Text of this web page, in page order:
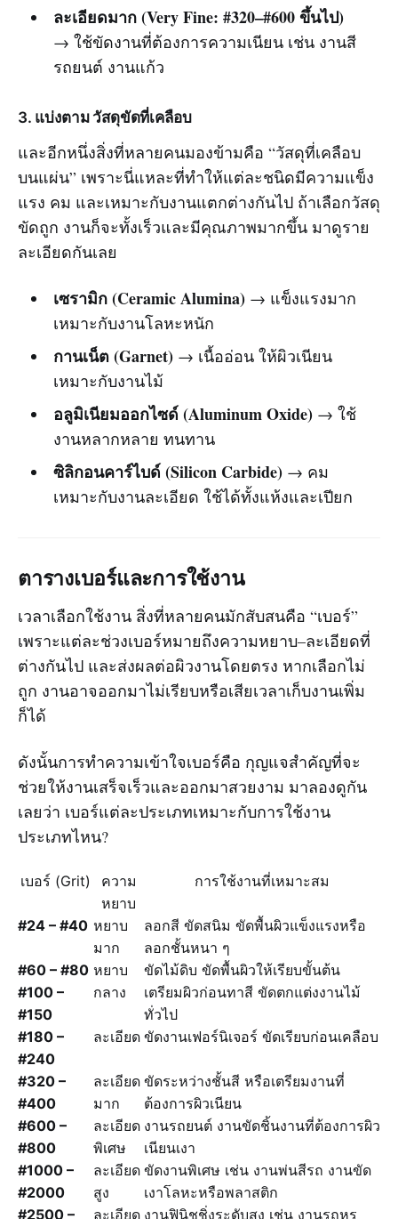
ละเอียดมาก (Very Fine: #320–#600 ขึ้นไป)
→ ใช้ขัดงานที่ต้องการความเนียน เช่น งานสี
รถยนต์ งานแก้ว
3. แบ่งตามวัสดุขัดที่เคลือบ
และอีกหนึ่งสิ่งที่หลายคนมองข้ามคือ “วัสดุที่เคลือบ
บนแผ่น” เพราะนี่แหละที่ทำให้แต่ละชนิดมีความแข็ง
แรง คม และเหมาะกับงานแตกต่างกันไป ถ้าเลือกวัสดุ
ขัดถูก งานก็จะทั้งเร็วและมีคุณภาพมากขึ้น มาดูราย
ละเอียดกันเลย
เซรามิก (Ceramic Alumina)→ แข็งแรงมาก
เหมาะกับงานโลหะหนัก
กานเน็ต (Garnet)→ เนื้ออ่อน ให้ผิวเนียน
เหมาะกับงานไม้
อลูมิเนียมออกไซด์ (Aluminum Oxide)→ ใช้
งานหลากหลาย ทนทาน
ซิลิกอนคาร์ไบด์ (Silicon Carbide)→ คม
เหมาะกับงานละเอียด ใช้ได้ทั้งแห้งและเปียก
ตารางเบอร์และการใช้งาน
เวลาเลือกใช้งาน สิ่งที่หลายคนมักสับสนคือ “เบอร์”
เพราะแต่ละช่วงเบอร์หมายถึงความหยาบ–ละเอียดที่
ต่างกันไป และส่งผลต่อผิวงานโดยตรง หากเลือกไม่
ถูก งานอาจออกมาไม่เรียบหรือเสียเวลาเก็บงานเพิ่ม
ก็ได้
ดังนั้นการทำความเข้าใจเบอร์คือ กุญแจสำคัญที่จะ
ช่วยให้งานเสร็จเร็วและออกมาสวยงาม มาลองดูกัน
เลยว่า เบอร์แต่ละประเภทเหมาะกับการใช้งาน
ประเภทไหน?
เบอร์ (Grit)
ความ
หยาบ
การใช้งานที่เหมาะสม
#24 – #40 หยาบ
มาก
ลอกสี ขัดสนิม ขัดพื้นผิวแข็งแรงหรือ
ลอกชั้นหนา ๆ
#60 – #80 หยาบ
ขัดไม้ดิบ ขัดพื้นผิวให้เรียบขั้นต้น
#100 –
#150
กลาง
เตรียมผิวก่อนทาสี ขัดตกแต่งงานไม้
ทั่วไป
#180 –
#240
ละเอียด ขัดงานเฟอร์นิเจอร์ ขัดเรียบก่อนเคลือบ
#320 –
#400
ละเอียด
มาก
ขัดระหว่างชั้นสี หรือเตรียมงานที่
ต้องการผิวเนียน
#600 –
#800
ละเอียด
พิเศษ
งานรถยนต์ งานขัดชิ้นงานที่ต้องการผิว
เนียนเงา
#1000 –
#2000
ละเอียด
สูง
ขัดงานพิเศษ เช่น งานพ่นสีรถ งานขัด
เงาโลหะหรือพลาสติก
#2500 –
ละเอียด งานฟินิชชิ่งระดับสูง เช่น งานรถหรู